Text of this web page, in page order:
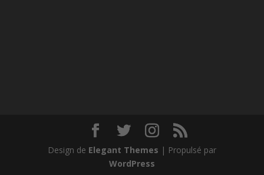
Design de Elegant Themes | Propulsé par
WordPress